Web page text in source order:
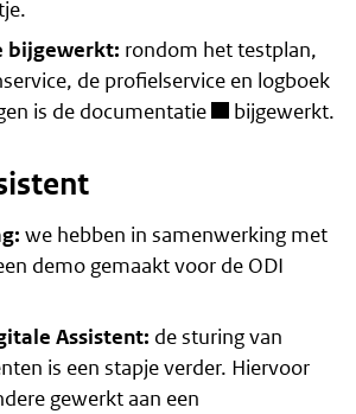
bijgewerkt: rondom het testplan,
de profielserviceen logboek
is de documentatie bijgewerkt.
we hebben in samenwerking met
demo gemaakt voor de ODI
Assistent: de sturing van
is een stapje verder. Hiervoor
gewerkt aan een